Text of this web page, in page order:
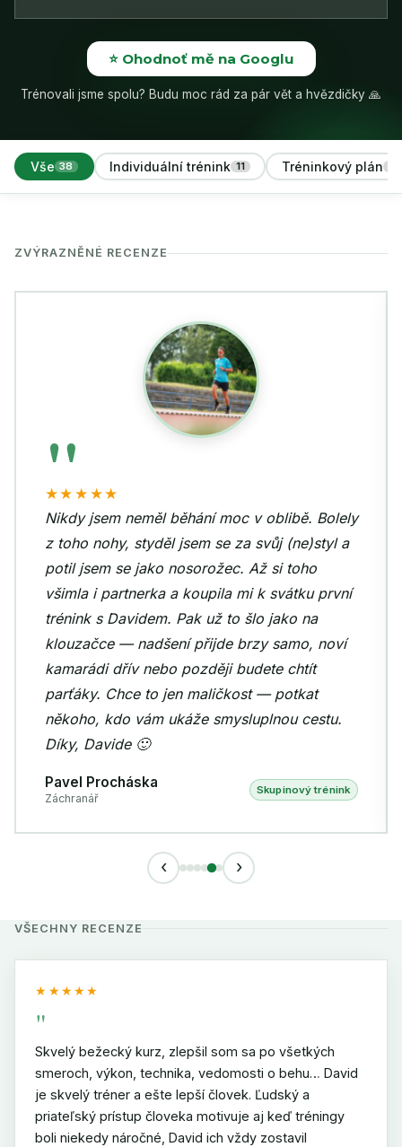
⭐ Ohodnoť mě na Googlu
Trénovali jsme spolu? Budu moc rád za pár vět a hvězdičky 🙏
Vše 38 Individuální trénink 11 Tréninkový plán
ZVÝRAZNĚNÉ RECENZE
"
★★★★★
Nikdy jsem neměl běhání moc v oblibě. Bolely
z toho nohy, styděl jsem se za svůj (ne)styl a
potil jsem se jako nosorožec. Až si toho
všimla i partnerka a koupila mi k svátku první
trénink s Davidem. Pak už to šlo jako na
klouzačce — nadšení přijde brzy samo, noví
kamarádi dřív nebo později budete chtít
parťáky. Chce to jen maličkost — potkat
někoho, kdo vám ukáže smysluplnou cestu.
Díky, Davide 🙂
Pavel Procháska
Záchranář
Skupinový trénink
‹ ›
VŠECHNY RECENZE
★★★★★
"
Skvelý bežecký kurz, zlepšil som sa po všetkých
smeroch, výkon, technika, vedomosti o behu… David
je skvelý tréner a ešte lepší človek. Ľudský a
priateľský prístup človeka motivuje aj keď tréningy
boli niekedy náročné, David ich vždy zostavil